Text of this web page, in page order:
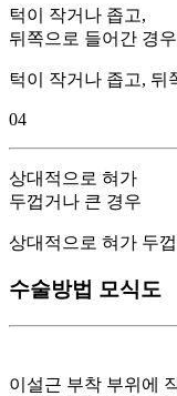
턱이 작거나 좁고,
뒤쪽으로 들어간 경우
턱이 작거나 좁고, 뒤
04
상대적으로 혀가
두껍거나 큰 경우
상대적으로 혀가 두
수술방법 모식도
이설근 부착 부위에